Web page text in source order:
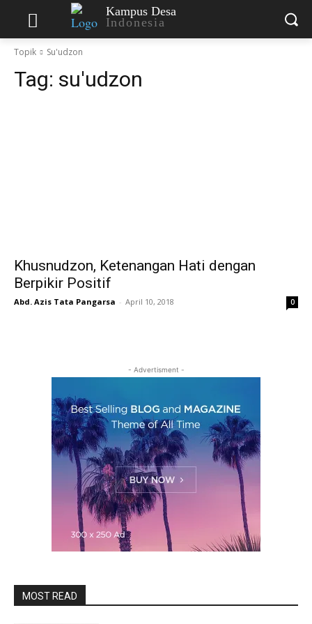
Kampus Desa
Indonesia
Topik Su'udzon
Tag: su'udzon
Khusnudzon, Ketenangan Hati dengan
Berpikir Positif
Abd. Azis Tata Pangarsa - April 10, 2018 0
- Advertisment -
MOST READ